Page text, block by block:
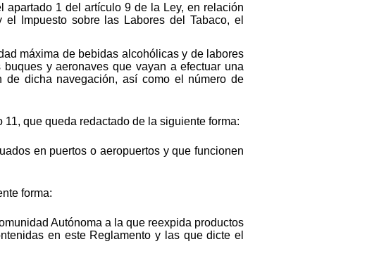
apartado 1 del artículo 9 de la Ley, en relación
Impuesto sobre las Labores del Tabaco, el
máxima de bebidas alcohólicas y de labores
y aeronaves que vayan a efectuar una
de dicha navegación, así como el número de
que queda redactado de la siguiente forma:
en puertos o aeropuertos y que funcionen
forma:
Autónoma a la que reexpida productos
en este Reglamento y las que dicte el